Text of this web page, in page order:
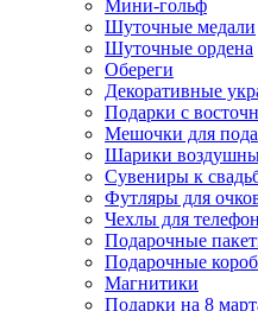
Мини-гольф
Шуточные медали
Шуточные ордена
Обереги
Декоративные
Подарки с
Мешочки для
Шарики
Сувениры к
Футляры для
Чехлы для
Подарочные
Подарочные
Магнитики
Подарки на 8